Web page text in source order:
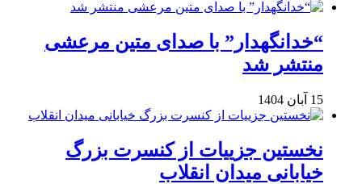
“خدانگهدار” با صدای متین مرعشی
منتشر شد
15 آبان 1404
نخستین جزییات از کنسرت بزرگ
خیابانی میدان انقلاب